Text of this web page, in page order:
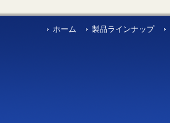
ホーム 製品ラインナップ